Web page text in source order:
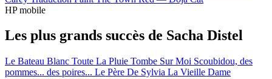
HP mobile
Les plus grands succès de Sacha Distel
Le Bateau Blanc Toute La Pluie Tombe Sur Moi Scoubidou, des
pommes... des poires... Le Père De Sylvia La Vieille Dame